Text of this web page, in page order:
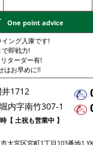
One point advice
ング入庫です!
即戦力!
ターダー有!
はお早めに!!
1712
内字南竹307-1
【 土祝も営業中 】
大宮区宮町1丁目103番地1